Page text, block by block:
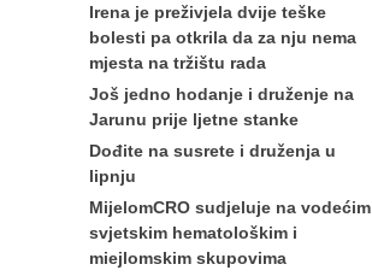
Irena je preživjela dvije teške
bolesti pa otkrila da za nju nema
mjesta na tržištu rada
Još jedno hodanje i druženje na
Jarunu prije ljetne stanke
Dođite na susrete i druženja u
lipnju
MijelomCRO sudjeluje na vodećim
svjetskim hematološkim i
miejlomskim skupovima